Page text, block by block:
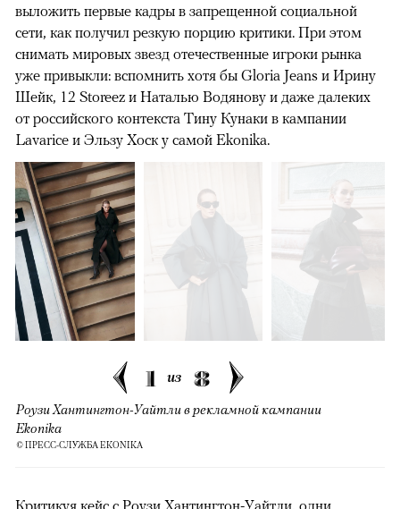
выложить первые кадры в запрещенной социальной
сети, как получил резкую порцию критики. При этом
снимать мировых звезд отечественные игроки рынка
уже привыкли: вспомнить хотя бы Gloria Jeans и Ирину
Шейк, 12 Storeez и Наталью Водянову и даже далеких
от российского контекста Тину Кунаки в кампании
Lavarice и Эльзу Хоск у самой Ekonika.
1 из 8
Роузи Хантингтон-Уайтли в рекламной кампании
Ekonika
© ПРЕСС-СЛУЖБА EKONIKA
Критикуя кейс с Роузи Хантингтон-Уайтли, одни